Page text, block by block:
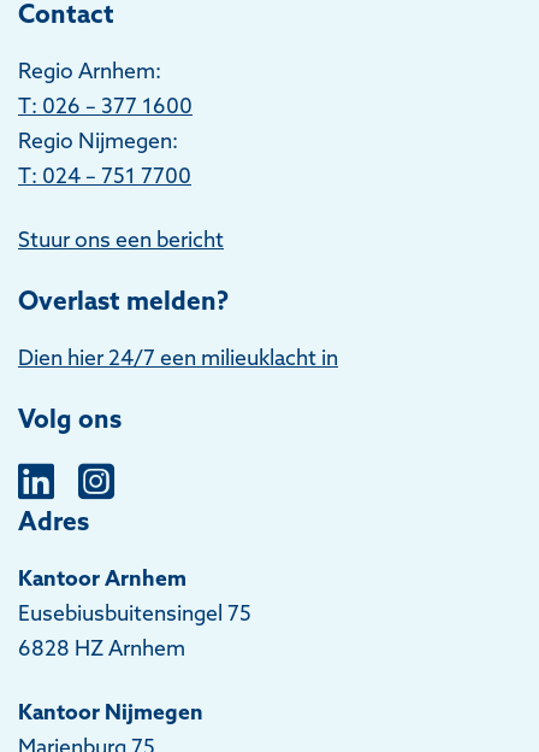
Contact
Regio Arnhem:
T: 026 – 377 1600
Regio Nijmegen:
T: 024 – 751 7700
Stuur ons een bericht
Overlast melden?
Dien hier 24/7 een milieuklacht in
Volg ons
Adres
Kantoor Arnhem
Eusebiusbuitensingel 75
6828 HZ Arnhem
Kantoor Nijmegen